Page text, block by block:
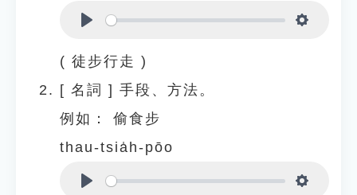
( 徒步行走 )
[ 名詞 ] 手段、方法。
例如：
偷食步
thau-tsia̍h-pōo